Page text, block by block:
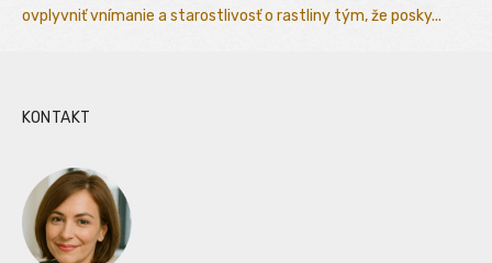
ovplyvniť vnímanie a starostlivosť o rastliny tým, že posky...
KONTAKT